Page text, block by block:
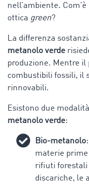
nell’ambiente.
ottica green?
La differenza
metanolo verde
produzione. Mentre
combustibili fossili, il
rinnovabili.
Esistono due
metanolo verde:
Bio-metanolo
materie prime
rifiuti forestali
discariche, le